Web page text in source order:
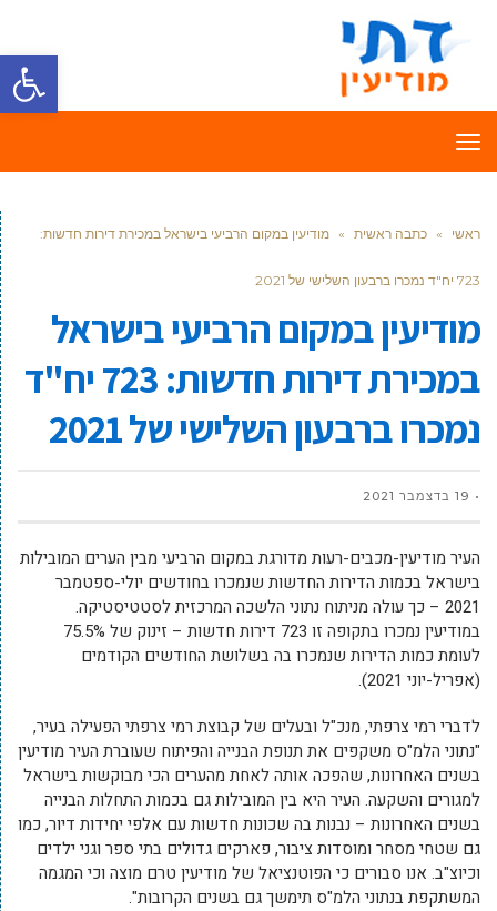
פתח
תפריט
ראשי » כתבה ראשית » מודיעין במקום הרביעי בישראל במכירת דירות חדשות:
723 יח"ד נמכרו ברבעון השלישי של 2021
מודיעין במקום הרביעי בישראל
במכירת דירות חדשות: 723 יח"ד
נמכרו ברבעון השלישי של 2021
19 בדצמבר 2021
העיר מודיעין-מכבים-רעות מדורגת במקום הרביעי מבין הערים המובילות
בישראל בכמות הדירות החדשות שנמכרו בחודשים יולי-ספטמבר
2021 – כך עולה מניתוח נתוני הלשכה המרכזית לסטטיסטיקה.
במודיעין נמכרו בתקופה זו 723 דירות חדשות – זינוק של 75.5%
לעומת כמות הדירות שנמכרו בה בשלושת החודשים הקודמים
(אפריל-יוני 2021).
לדברי רמי צרפתי, מנכ"ל ובעלים של קבוצת רמי צרפתי הפעילה בעיר,
"נתוני הלמ"ס משקפים את תנופת הבנייה והפיתוח שעוברת העיר מודיעין
בשנים האחרונות, שהפכה אותה לאחת מהערים הכי מבוקשות בישראל
למגורים והשקעה. העיר היא בין המובילות גם בכמות התחלות הבנייה
בשנים האחרונות – נבנות בה שכונות חדשות עם אלפי יחידות דיור, כמו
גם שטחי מסחר ומוסדות ציבור, פארקים גדולים בתי ספר וגני ילדים
וכיוצ"ב. אנו סבורים כי הפוטנציאל של מודיעין טרם מוצה וכי המגמה
המשתקפת בנתוני הלמ"ס תימשך גם בשנים הקרובות".